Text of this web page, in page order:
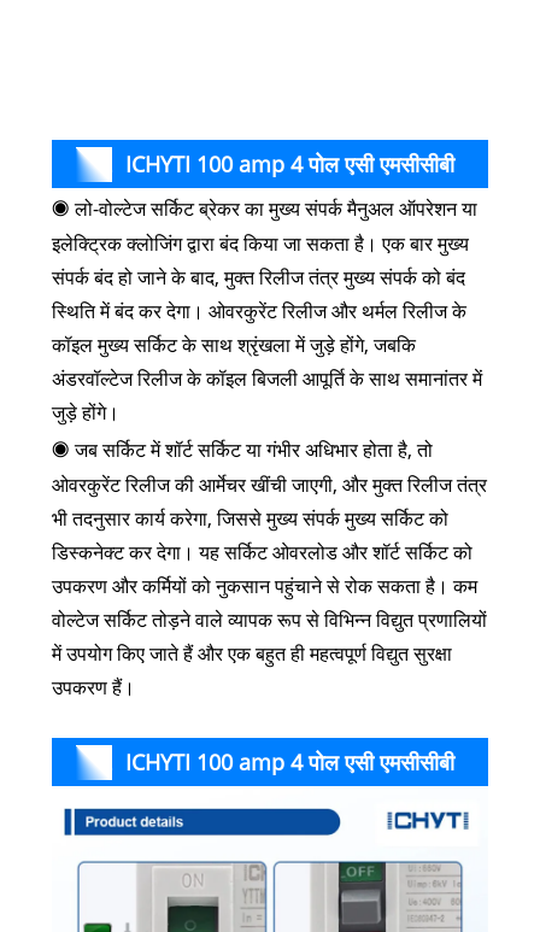
ICHYTI 100 amp 4 पोल एसी एमसीसीबी
कार्य सिद्धांत
◉ लो-वोल्टेज सर्किट ब्रेकर का मुख्य संपर्क मैनुअल ऑपरेशन या
इलेक्ट्रिक क्लोजिंग द्वारा बंद किया जा सकता है। एक बार मुख्य
संपर्क बंद हो जाने के बाद, मुक्त रिलीज तंत्र मुख्य संपर्क को बंद
स्थिति में बंद कर देगा। ओवरकुरेंट रिलीज और थर्मल रिलीज के
कॉइल मुख्य सर्किट के साथ श्रृंखला में जुड़े होंगे, जबकि
अंडरवॉल्टेज रिलीज के कॉइल बिजली आपूर्ति के साथ समानांतर में
जुड़े होंगे।
◉ जब सर्किट में शॉर्ट सर्किट या गंभीर अधिभार होता है, तो
ओवरकुरेंट रिलीज की आर्मेचर खींची जाएगी, और मुक्त रिलीज तंत्र
भी तदनुसार कार्य करेगा, जिससे मुख्य संपर्क मुख्य सर्किट को
डिस्कनेक्ट कर देगा। यह सर्किट ओवरलोड और शॉर्ट सर्किट को
उपकरण और कर्मियों को नुकसान पहुंचाने से रोक सकता है। कम
वोल्टेज सर्किट तोड़ने वाले व्यापक रूप से विभिन्न विद्युत प्रणालियों
में उपयोग किए जाते हैं और एक बहुत ही महत्वपूर्ण विद्युत सुरक्षा
उपकरण हैं।
ICHYTI 100 amp 4 पोल एसी एमसीसीबी
विवरण